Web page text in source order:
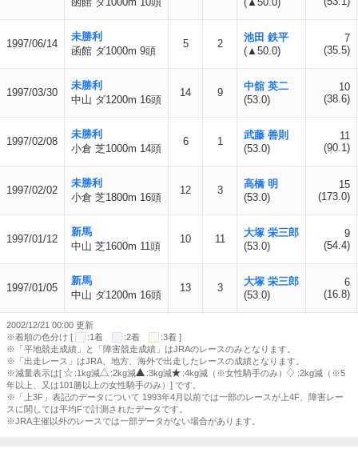
1997/06/14
未勝利
函館 ダ1000m 9頭
5 2
池田 鉄平
(▲50.0)
7
(35.5)
1997/03/30
未勝利
中山 ダ1200m 16頭
14 9
中舘 英二
(53.0)
10
(38.6)
1997/02/08
未勝利
小倉 芝1000m 14頭
6 1
武藤 善則
(53.0)
11
(90.1)
1997/02/02
未勝利
小倉 芝1800m 16頭
12 3
高橋 明
(53.0)
15
(173.0)
1997/01/12
新馬
中山 芝1600m 11頭
10 11
大塚 栄三郎
(53.0)
9
(54.4)
1997/01/05
新馬
中山 ダ1200m 16頭
13 3
大塚 栄三郎
(53.0)
6
(16.8)
2002/12/21 00:00 更新
※着順の色分け [
:1着 :2着
:3着 ]
※「平地競走成績」と「障害競走成績」はJRAのレースのみとなります。
※「出走レース」はJRA、地方、海外で出走したレースの成績となります。
※減量表示は[
:1kg減 :2kg減 :3kg減 :4kg減（※女性騎手のみ）
:2kg減（※5
年以上、又は101勝以上の女性騎手のみ）] です。
※「上3F」表記のデータについて 1993年4月以前では一部のレースが上4F、障害レー
スに関しては平均Fで計測されたデータです。
※JRA主催以外のレースでは一部データがない場合があります。